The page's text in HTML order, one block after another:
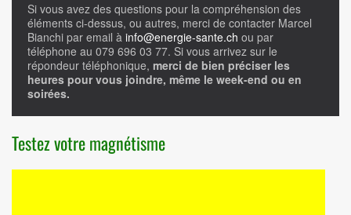
Si vous avez des questions pour la compréhension des
éléments ci-dessus, ou autres, merci de contacter Marcel
Bianchi par email à info@energie-sante.ch ou par
téléphone au 079 696 03 77. Si vous arrivez sur le
répondeur téléphonique, merci de bien préciser les
heures pour vous joindre, même le week-end ou en
soirées.
Testez votre magnétisme